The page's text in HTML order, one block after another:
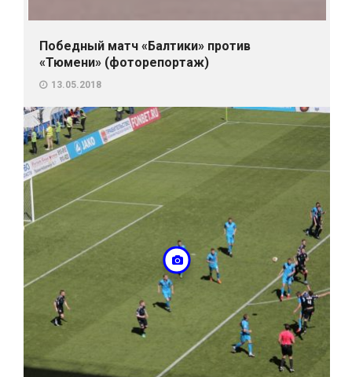
Победный матч «Балтики» против
«Тюмени» (фоторепортаж)
13.05.2018